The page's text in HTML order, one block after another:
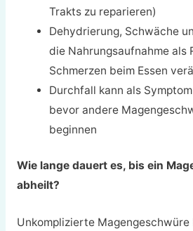
Trakts zu reparieren)
Dehydrierung, Schwäche
die Nahrungsaufnahme als
Schmerzen beim Essen
Durchfall kann als
bevor andere
beginnen
Wie lange dauert es, bis ein
abheilt?
Unkomplizierte